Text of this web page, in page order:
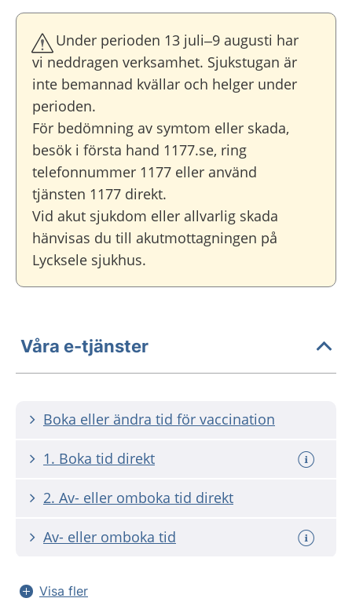
Under perioden 13 juli–9 augusti har
vi neddragen verksamhet. Sjukstugan är
inte bemannad kvällar och helger under
perioden.
För bedömning av symtom eller skada,
besök i första hand 1177.se, ring
telefonnummer 1177 eller använd
tjänsten 1177 direkt.
Vid akut sjukdom eller allvarlig skada
hänvisas du till akutmottagningen på
Lycksele sjukhus.
Våra e-tjänster
Boka eller ändra tid för vaccination
1. Boka tid direkt
2. Av- eller omboka tid direkt
Av- eller omboka tid
Visa fler